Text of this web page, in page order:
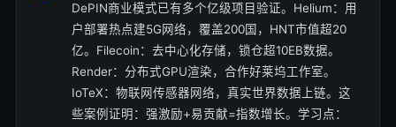
DePIN商业模式已有多个亿级项目验证。Helium：用
户部署热点建5G网络，覆盖200国，HNT市值超20
亿。Filecoin：去中心化存储，锁仓超10EB数据。
Render：分布式GPU渲染，合作好莱坞工作室。
IoTeX：物联网传感器网络，真实世界数据上链。这
些案例证明：强激励+易贡献=指数增长。学习点：